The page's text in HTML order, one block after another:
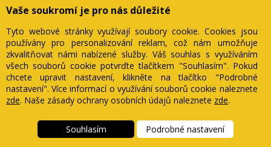
Vaše soukromí je pro nás důležité
Tyto webové stránky využívají soubory cookie. Cookies jsou
používány pro personalizování reklam, což nám umožňuje
zkvalitňovat námi nabízené služby. Váš souhlas s využíváním
všech souborů cookie potvrďte tlačítkem "Souhlasím". Pokud
chcete upravit nastavení, klikněte na tlačítko "Podrobné
nastavení". Více informací o využívání souborů cookie naleznete
zde. Naše zásady ochrany osobních údajů naleznete zde.
Souhlasím Podrobné nastavení